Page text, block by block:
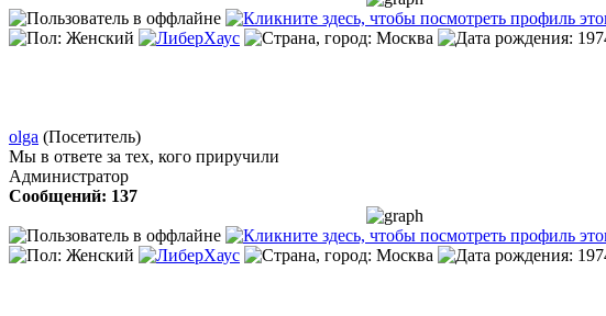
olga (Посетитель)
Мы в ответе за тех, кого приручили
Администратор
Сообщений: 137